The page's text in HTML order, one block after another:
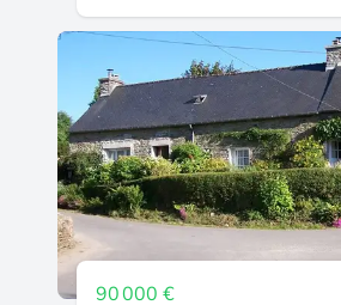
accueillante desservant une
manger de 21 m² agrémentée
idéale pour vos repas en famille
salon séparé de 13 m² avec un
complète cet espace de vie. À
deux chambres et un bureau (16
une salle de bain et toilettes
spacieuse, entièrement
volume à exploiter selon vos
attenante comprenant un
coin rangement et buanderie
vient compléter l'ensemble,
90 000 €